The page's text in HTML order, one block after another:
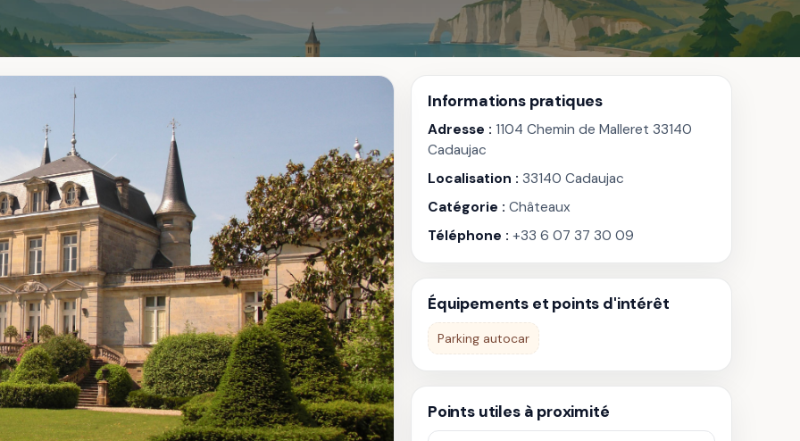
Informations pratiques
Adresse : 1104 Chemin de Malleret 33140
Cadaujac
Localisation : 33140 Cadaujac
Catégorie : Châteaux
Téléphone : +33 6 07 37 30 09
Équipements et points d'intérêt
Parking autocar
Points utiles à proximité